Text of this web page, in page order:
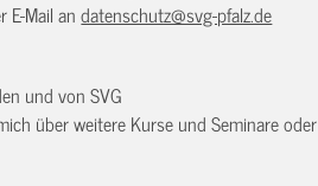
E-Mail andatenschutz@svg-pfalz.de
und von SVG
über weitere Kurse und Seminare oder